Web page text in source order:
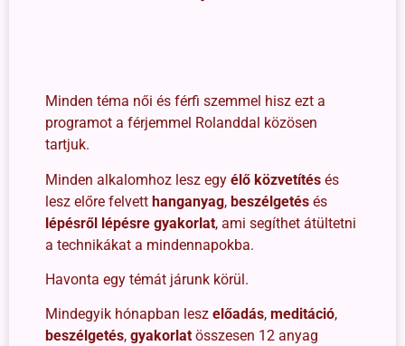
Minden téma női és férfi szemmel hisz ezt a
programot a férjemmel Rolanddal közösen
tartjuk.
Minden alkalomhoz lesz egy élő közvetítés és
lesz előre felvett hanganyag, beszélgetés és
lépésről lépésre gyakorlat, ami segíthet átültetni
a technikákat a mindennapokba.
Havonta egy témát járunk körül.
Mindegyik hónapban lesz előadás, meditáció,
beszélgetés, gyakorlat összesen 12 anyag